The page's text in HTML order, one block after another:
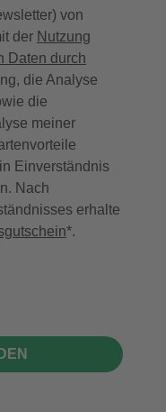
von
der Nutzung
Daten durch
die Analyse
die
meiner
Einverständnis
Nach
erhalte
*.